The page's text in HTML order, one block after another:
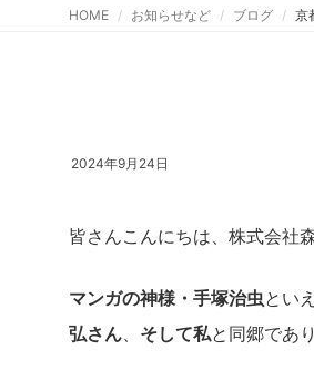
HOME お知らせなど ブログ 京
2024年9月24日
皆さんこんにちは、株式会社
マンガの神様・手塚治虫とい
弘さん
そして私と同郷であ